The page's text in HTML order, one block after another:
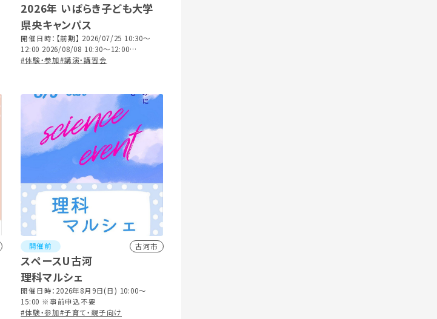
2026年 いばらき子ども大学
県央キャンパス
開催日時：【前期】 2026/07/25 10:30～
12:00 2026/08/08 10:30～12:00
2026/08/29 10:30～12:00 【後期】
#体験・参加#講演・講習会
開催前 古河市
スペースU古河
理科マルシェ
開催日時：2026年8月9日(日) 10:00～
15:00 ※事前申込不要
#体験・参加#子育て・親子向け